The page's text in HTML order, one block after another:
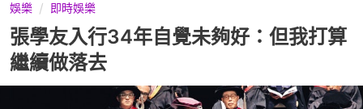
娛樂 即時娛樂
張學友入行34年自覺未夠好：但我打算
繼續做落去